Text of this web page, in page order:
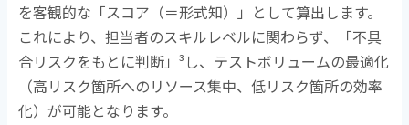
を客観的な「スコア（＝形式知）」として算出します。
これにより、担当者のスキルレベルに関わらず、「不具
合リスクをもとに判断」³ し、テストボリュームの最適化
（高リスク箇所へのリソース集中、低リスク箇所の効率
化）が可能となります。